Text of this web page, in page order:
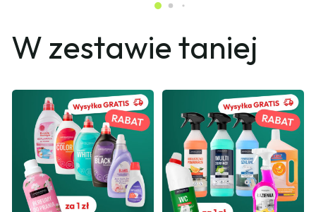
W zestawie taniej